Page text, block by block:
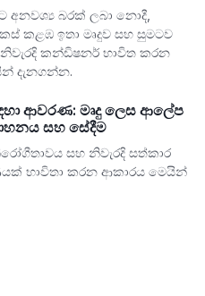
අනවශ්‍ය බරක් ලබා නොදී,
කළඹ ඉතා මෘදුව සහ සුමටව
කන්ඩිෂනර් භාවිත කරන
දැනගන්න.
ආවරණ: මෘදු ලෙස ආලේප
සහ සේදීම
සහ නිවැරදි සත්කාර
භාවිතා කරන ආකාරය මෙයින්